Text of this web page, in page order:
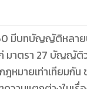
มีบทบัญญัติหลาย
อกันในกฎหมาย มี
หมายเท่าเทียมกั